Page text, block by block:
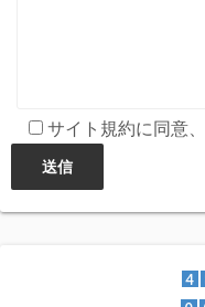
サイト規約に同意